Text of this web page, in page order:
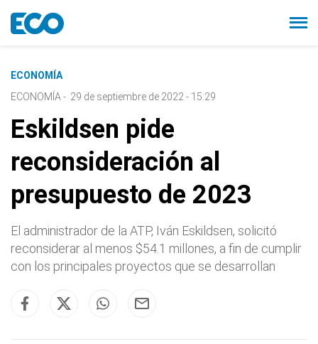
ECONOMÍA
ECONOMÍA - 29 de septiembre de 2022 - 15:29
Eskildsen pide
reconsideración al
presupuesto de 2023
El administrador de la ATP, Iván Eskildsen, solicitó
reconsiderar al menos $54.1 millones, a fin de cumplir
con los principales proyectos que se desarrollan